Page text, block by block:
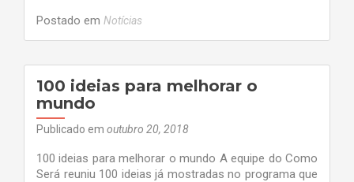
Postado em Notícias
100 ideias para melhorar o
mundo
Publicado em outubro 20, 2018
100 ideias para melhorar o mundo A equipe do Como
Será reuniu 100 ideias já mostradas no programa que